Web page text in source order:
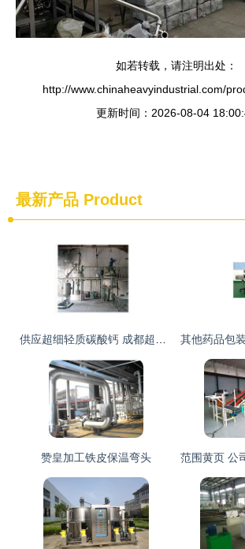
如若转载，请注明出处：
http://www.chinaheavyindustrial.com/
更新时间：2026-08-04
最新产品 Product
赞皇加工铁皮保温弯头